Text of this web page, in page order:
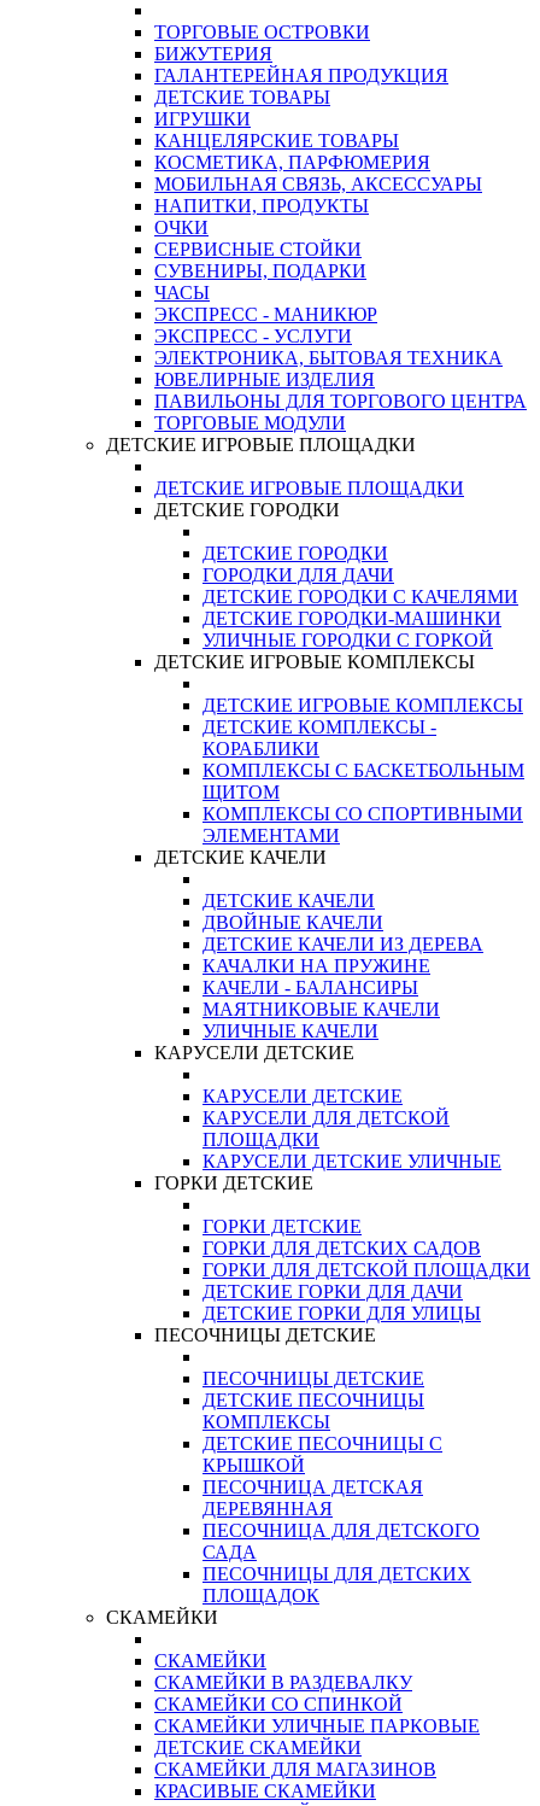
ТОРГОВЫЕ ОСТРОВКИ
БИЖУТЕРИЯ
ГАЛАНТЕРЕЙНАЯ ПРОДУКЦИЯ
ДЕТСКИЕ ТОВАРЫ
ИГРУШКИ
КАНЦЕЛЯРСКИЕ ТОВАРЫ
КОСМЕТИКА, ПАРФЮМЕРИЯ
МОБИЛЬНАЯ СВЯЗЬ, АКСЕССУАРЫ
НАПИТКИ, ПРОДУКТЫ
ОЧКИ
СЕРВИСНЫЕ СТОЙКИ
СУВЕНИРЫ, ПОДАРКИ
ЧАСЫ
ЭКСПРЕСС - МАНИКЮР
ЭКСПРЕСС - УСЛУГИ
ЭЛЕКТРОНИКА, БЫТОВАЯ ТЕХНИКА
ЮВЕЛИРНЫЕ ИЗДЕЛИЯ
ПАВИЛЬОНЫ ДЛЯ ТОРГОВОГО ЦЕНТРА
ТОРГОВЫЕ МОДУЛИ
ДЕТСКИЕ ИГРОВЫЕ ПЛОЩАДКИ
ДЕТСКИЕ ИГРОВЫЕ ПЛОЩАДКИ
ДЕТСКИЕ ГОРОДКИ
ДЕТСКИЕ ГОРОДКИ
ГОРОДКИ ДЛЯ ДАЧИ
ДЕТСКИЕ ГОРОДКИ С КАЧЕЛЯМИ
ДЕТСКИЕ ГОРОДКИ-МАШИНКИ
УЛИЧНЫЕ ГОРОДКИ С ГОРКОЙ
ДЕТСКИЕ ИГРОВЫЕ КОМПЛЕКСЫ
ДЕТСКИЕ ИГРОВЫЕ КОМПЛЕКСЫ
ДЕТСКИЕ КОМПЛЕКСЫ -
КОРАБЛИКИ
КОМПЛЕКСЫ С БАСКЕТБОЛЬНЫМ
ЩИТОМ
КОМПЛЕКСЫ СО СПОРТИВНЫМИ
ЭЛЕМЕНТАМИ
ДЕТСКИЕ КАЧЕЛИ
ДЕТСКИЕ КАЧЕЛИ
ДВОЙНЫЕ КАЧЕЛИ
ДЕТСКИЕ КАЧЕЛИ ИЗ ДЕРЕВА
КАЧАЛКИ НА ПРУЖИНЕ
КАЧЕЛИ - БАЛАНСИРЫ
МАЯТНИКОВЫЕ КАЧЕЛИ
УЛИЧНЫЕ КАЧЕЛИ
КАРУСЕЛИ ДЕТСКИЕ
КАРУСЕЛИ ДЕТСКИЕ
КАРУСЕЛИ ДЛЯ ДЕТСКОЙ
ПЛОЩАДКИ
КАРУСЕЛИ ДЕТСКИЕ УЛИЧНЫЕ
ГОРКИ ДЕТСКИЕ
ГОРКИ ДЕТСКИЕ
ГОРКИ ДЛЯ ДЕТСКИХ САДОВ
ГОРКИ ДЛЯ ДЕТСКОЙ ПЛОЩАДКИ
ДЕТСКИЕ ГОРКИ ДЛЯ ДАЧИ
ДЕТСКИЕ ГОРКИ ДЛЯ УЛИЦЫ
ПЕСОЧНИЦЫ ДЕТСКИЕ
ПЕСОЧНИЦЫ ДЕТСКИЕ
ДЕТСКИЕ ПЕСОЧНИЦЫ
КОМПЛЕКСЫ
ДЕТСКИЕ ПЕСОЧНИЦЫ С
КРЫШКОЙ
ПЕСОЧНИЦА ДЕТСКАЯ
ДЕРЕВЯННАЯ
ПЕСОЧНИЦА ДЛЯ ДЕТСКОГО
САДА
ПЕСОЧНИЦЫ ДЛЯ ДЕТСКИХ
ПЛОЩАДОК
СКАМЕЙКИ
СКАМЕЙКИ
СКАМЕЙКИ В РАЗДЕВАЛКУ
СКАМЕЙКИ СО СПИНКОЙ
СКАМЕЙКИ УЛИЧНЫЕ ПАРКОВЫЕ
ДЕТСКИЕ СКАМЕЙКИ
СКАМЕЙКИ ДЛЯ МАГАЗИНОВ
КРАСИВЫЕ СКАМЕЙКИ